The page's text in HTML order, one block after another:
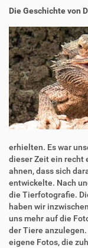
Die Geschichte von
erhielten. Es war
dieser Zeit ein recht
ahnen, dass sich
entwickelte. Nach
die Tierfotografie.
haben wir
uns mehr auf die
der Tiere
eigene Fotos, die